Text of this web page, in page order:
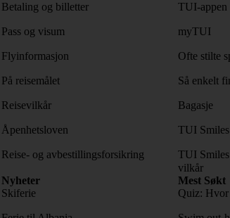
Betaling og billetter
Pass og visum
Flyinformasjon
På reisemålet
Reisevilkår
Åpenhetsloven
Reise- og avbestillingsforsikring
TUI-appen
myTUI
Ofte stilte
Så enkelt
Bagasje
TUI
TUI
vilkår
Nyheter
Skiferie
Mest Søkt
Quiz: Hvor